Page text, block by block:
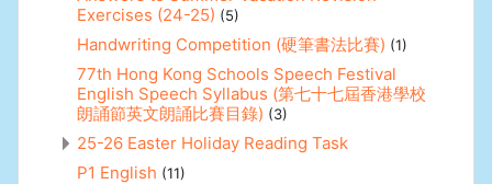
Exercises (24-25) (5)
Handwriting Competition (硬筆書法比賽) (1)
77th Hong Kong Schools Speech Festival
English Speech Syllabus (第七十七屆香港學校
朗誦節英文朗誦比賽目錄) (3)
25-26 Easter Holiday Reading Task
P1 English (11)